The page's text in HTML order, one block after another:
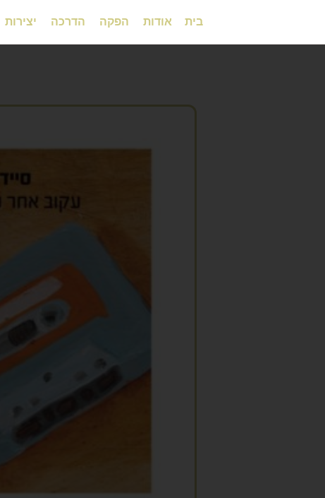
בית אודות הפקה הדרכה יצירות